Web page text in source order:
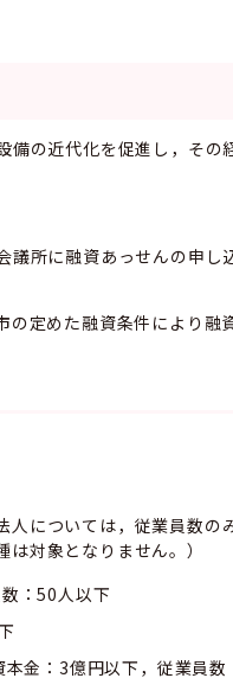
の近代化を促進し，その
所に融資あっせんの申し
定めた融資条件により融
については，従業員数の
対象となりません。）
：50人以下
金：3億円以下，従業員